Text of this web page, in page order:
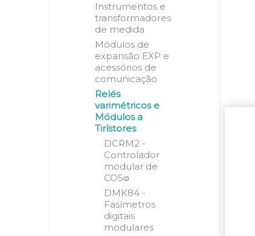
Instrumentos e
transformadores
de medida
Módulos de
expansão EXP e
acessórios de
comunicação
Relés
varimétricos e
Módulos a
Tirístores
DCRM2 -
Controlador
modular de
COSⱷ
DMK84 -
Fasímetros
digitais
modulares